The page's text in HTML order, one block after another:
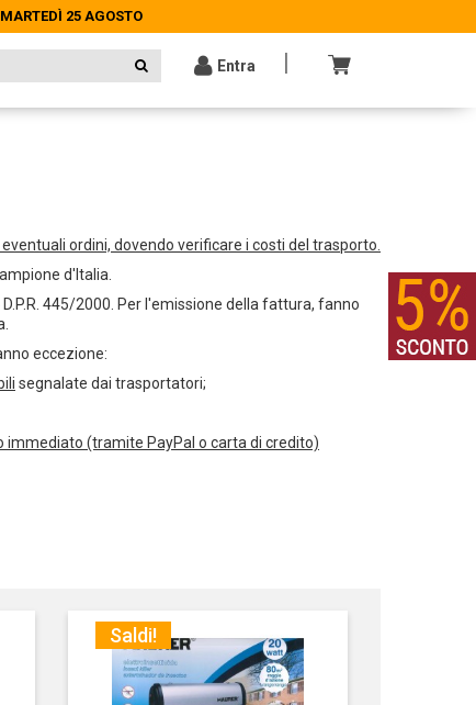
25 AGOSTO
Entra |
ordini, dovendo verificare i costi del trasporto.
d'Italia.
445/2000. Per l'emissione della fattura, fanno
eccezione:
segnalate dai trasportatori;
immediato (tramite PayPal o carta di credito)
Saldi!
25 AGOSTO